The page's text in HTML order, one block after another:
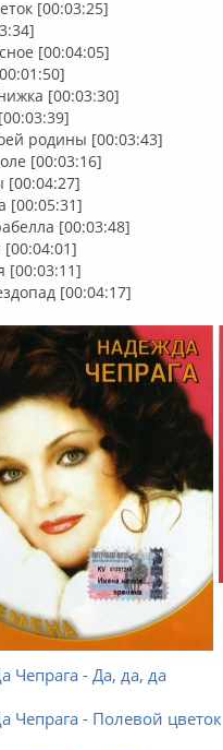
[00:03:25]
[00:04:05]
[00:03:30]
родины [00:03:43]
[00:03:16]
[00:04:27]
[00:05:31]
[00:03:48]
[00:03:11]
[00:04:17]
Чепрага - Да, да, да
Чепрага - Полевой цветок